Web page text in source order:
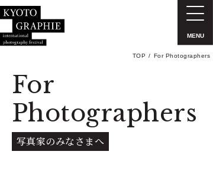
TOP For Photographers
MENU
For
Photographers
写真家のみなさまへ